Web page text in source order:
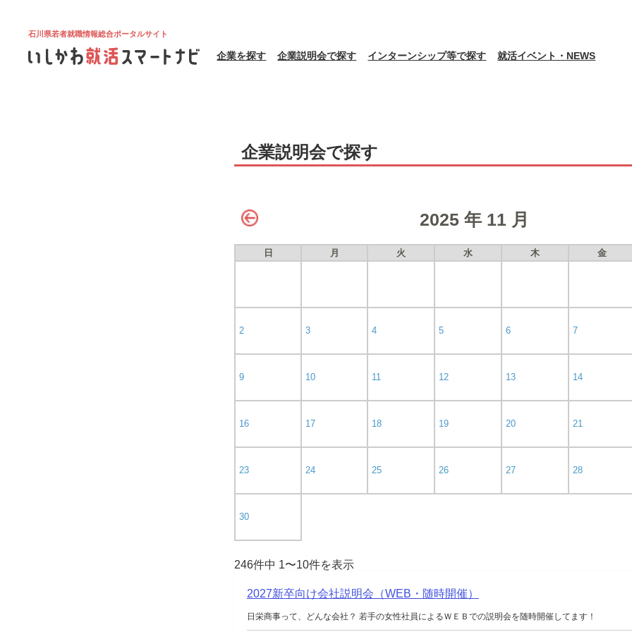
石川県若者就職情報総合ポータルサイト
企業を探す 企業説明会で探す インターンシップ等で探す 就活イベント・NEWS
企業説明会で探す
2025 年 11 月
日 月 火 水 木 金
2 3 4 5 6 7
9 10 11 12 13 14
16 17 18 19 20 21
23 24 25 26 27 28
30
246件中 1〜10件を表示
2027新卒向け会社説明会（WEB・随時開催）
日栄商事って、どんな会社？ 若手の女性社員によるＷＥＢでの説明会を随時開催してます！